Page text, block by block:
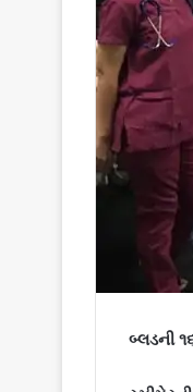
બ્લડની